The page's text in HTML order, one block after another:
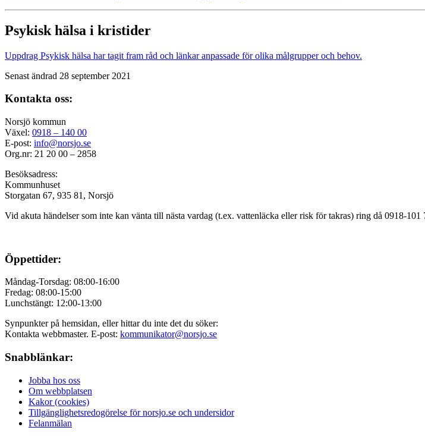
Psykisk hälsa i kristider
Uppdrag Psykisk hälsa har tagit fram råd och länkar anpassade för olika målgrupper och behov.
Senast ändrad 28 september 2021
Kontakta oss:
Norsjö kommun
Växel: 0918 – 140 00
E-post: info@norsjo.se
Org.nr: 21 20 00 – 2858
Besöksadress:
Kommunhuset
Storgatan 67, 935 81, Norsjö
Vid akuta händelser som inte kan vänta till nästa vardag (t.ex. vattenläcka ellerrisk för takras) ring då 0918-101
Öppettider:
Måndag-Torsdag: 08:00-16:00
Fredag: 08:00-15:00
Lunchstängt: 12:00-13:00
Synpunkter på hemsidan, eller hittar du inte det du söker:
Kontakta webbmaster. E-post: kommunikator@norsjo.se
Snabblänkar:
Jobba hos oss
Om webbplatsen
Kakor (cookies)
Tillgänglighetsredogörelse för norsjo.se och undersidor
Felanmälan